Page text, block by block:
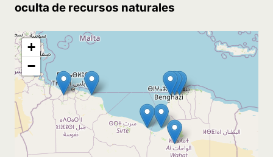
oculta de recursos naturales